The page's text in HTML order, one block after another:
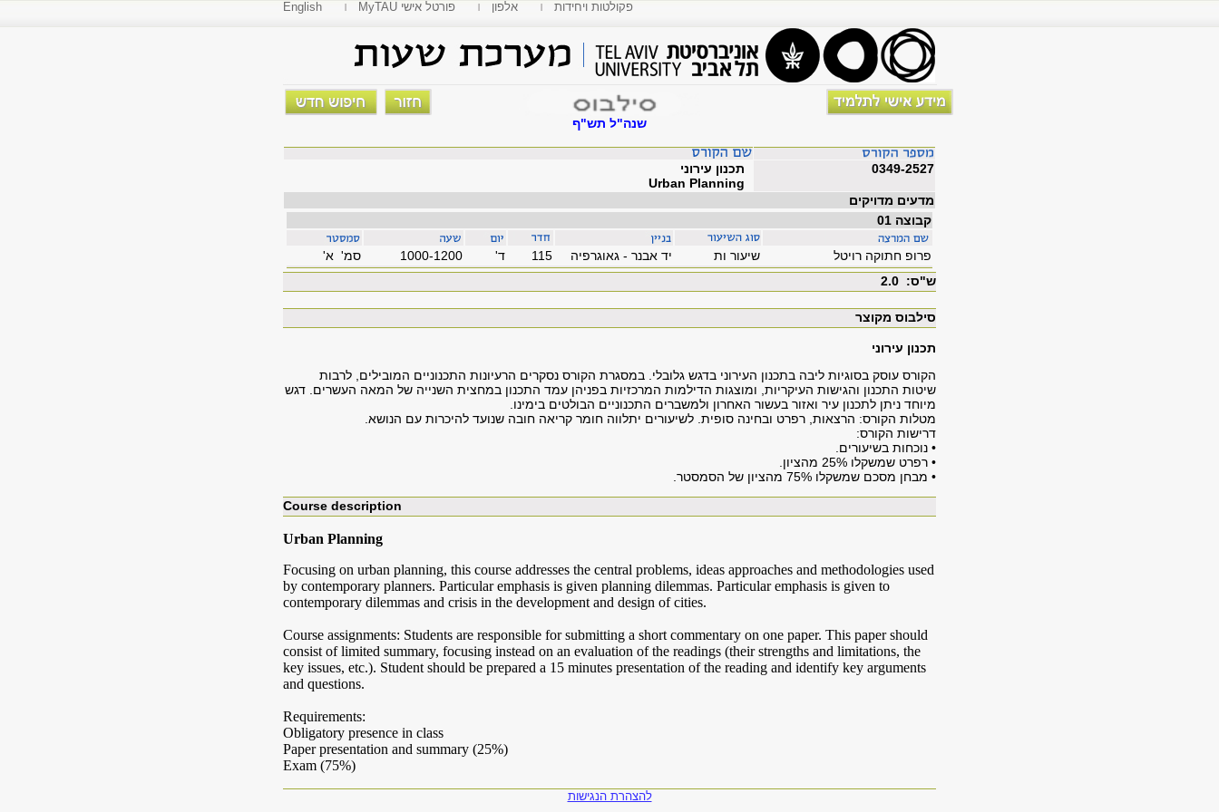
English MyTAU פורטל אישי אלפון פקולטות ויחידות
שנה"ל תש"ף
תכנון עירוני
Urban Planning
0349-2527
מדעים מדויקים
קבוצה 01
סמ' א' 1000-1200 'ד 115 יד אבנר - גאוגרפיה שיעור ות
פרופ חתוקה רויטל
ש"ס: 2.0
סילבוס מקוצר
תכנון עירוני
הקורס עוסק בסוגיות ליבה בתכנון העירוני בדגש גלובלי. במסגרת הקורס נסקרים הרעיונות התכנוניים המובילים, לרבות
שיטות התכנון והגישות העיקריות, ומוצגות הדילמות המרכזיות בפניהן עמד התכנון במחצית השנייה של המאה העשרים. דגש
מיוחד ניתן לתכנון עיר ואזור בעשור האחרון ולמשברים התכנוניים הבולטים בימינו.
מטלות הקורס: הרצאות, רפרט ובחינה סופית. לשיעורים יתלווה חומר קריאה חובה שנועד להיכרות עם הנושא.
דרישות הקורס:
• נוכחות בשיעורים.
• רפרט שמשקלו 25% מהציון.
• מבחן מסכם שמשקלו 75% מהציון של הסמסטר.
Course description
Urban Planning
Focusing on urban planning, this course addresses the central problems, ideas approaches and methodologies used
by contemporary planners. Particular emphasis is given planning dilemmas. Particular emphasis is given to
contemporary dilemmas and crisis in the development and design of cities.
Course assignments: Students are responsible for submitting a short commentary on one paper. This paper should
consist of limited summary, focusing instead on an evaluation of the readings (their strengths and limitations, the
key issues, etc.). Student should be prepared a 15 minutes presentation of the reading and identify key arguments
and questions.
Requirements:
Obligatory presence in class
Paper presentation and summary (25%)
Exam (75%)
להצהרת הנגישות